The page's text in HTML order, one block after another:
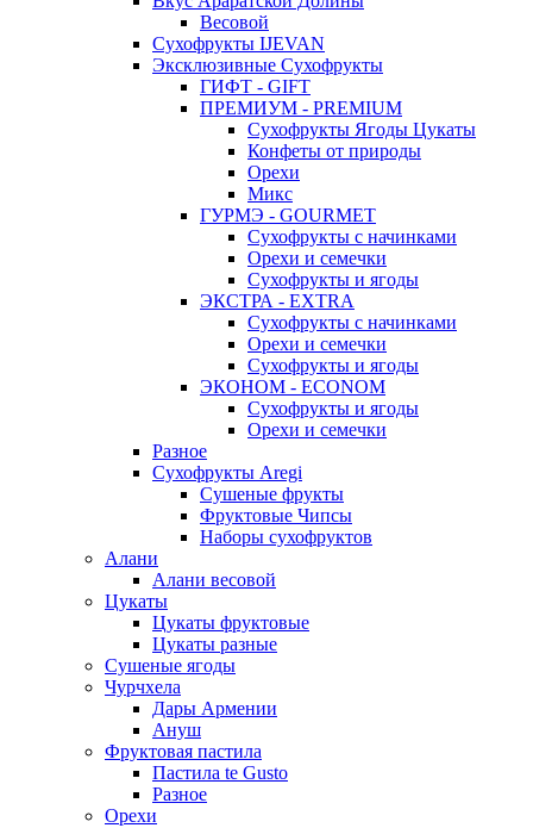
Весовой
Сухофрукты IJEVAN
Эксклюзивные Сухофрукты
ГИФТ - GIFT
ПРЕМИУМ - PREMIUM
Сухофрукты Ягоды Цукаты
Конфеты от природы
Орехи
Микс
ГУРМЭ - GOURMET
Сухофрукты с начинками
Орехи и семечки
Сухофрукты и ягоды
ЭКСТРА - EXTRA
Сухофрукты с начинками
Орехи и семечки
Сухофрукты и ягоды
ЭКОНОМ - ECONOM
Сухофрукты и ягоды
Орехи и семечки
Разное
Сухофрукты Aregi
Сушеные фрукты
Фруктовые Чипсы
Наборы сухофруктов
Алани
Алани весовой
Цукаты
Цукаты фруктовые
Цукаты разные
Сушеные ягоды
Чурчхела
Дары Армении
Ануш
Фруктовая пастила
Пастила te Gusto
Разное
Орехи